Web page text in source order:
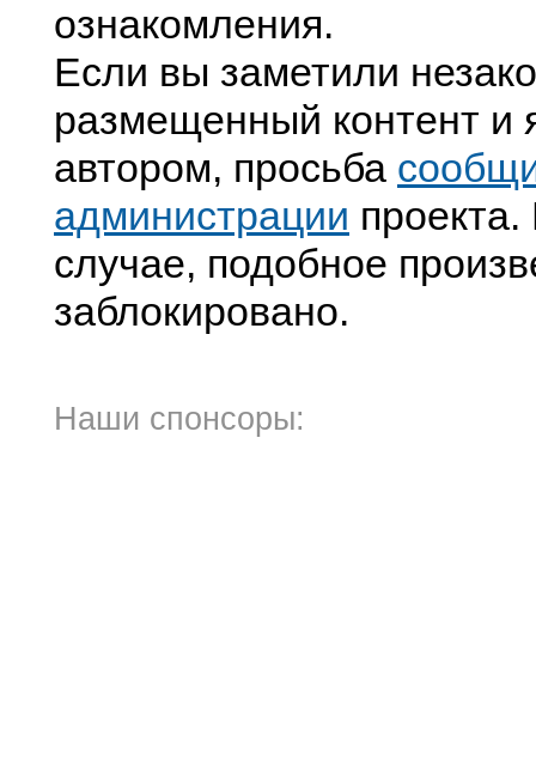
ознакомления.
Если вы заметили
размещенный контент и
автором, просьба
администрации
случае, подобное
заблокировано.
Наши спонсоры: